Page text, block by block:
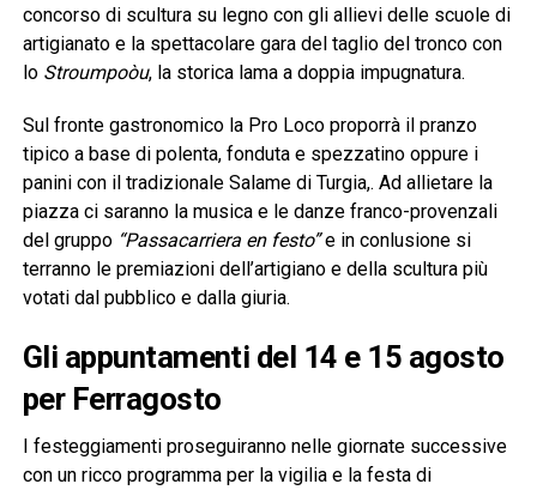
concorso di scultura su legno con gli allievi delle scuole di
artigianato e la spettacolare gara del taglio del tronco con
lo Stroumpoòu, la storica lama a doppia impugnatura.
Sul fronte gastronomico la Pro Loco proporrà il pranzo
tipico a base di polenta, fonduta e spezzatino oppure i
panini con il tradizionale Salame di Turgia,. Ad allietare la
piazza ci saranno la musica e le danze franco-provenzali
del gruppo “Passacarriera en festo”e in conlusione si
terranno le premiazioni dell’artigiano e della scultura più
votati dal pubblico e dalla giuria.
Gli appuntamenti del 14 e 15 agosto
per Ferragosto
I festeggiamenti proseguiranno nelle giornate successive
con un ricco programma per la vigilia e la festa di